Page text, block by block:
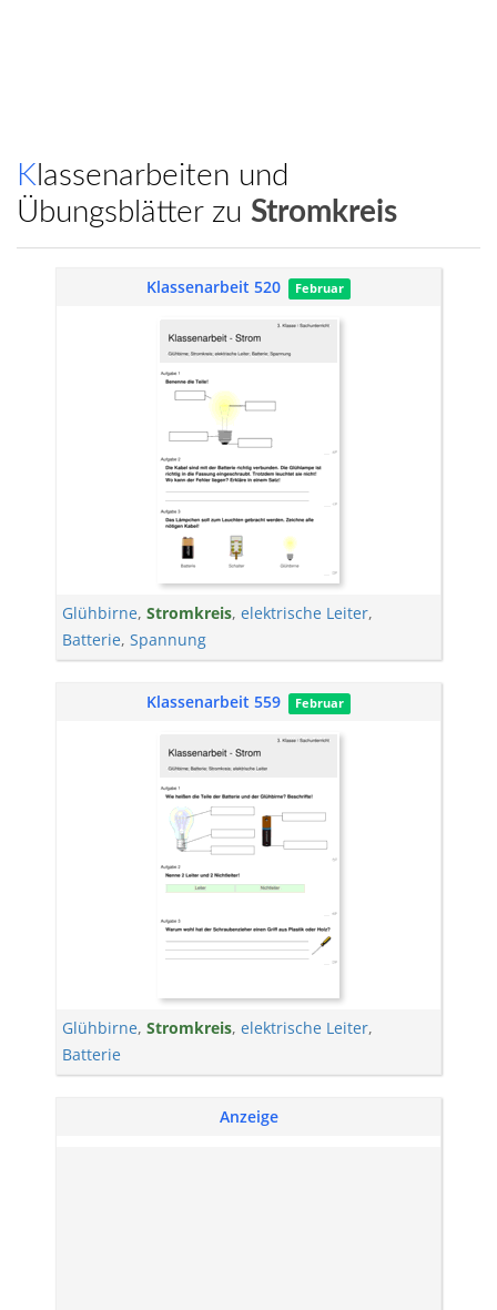
Klassenarbeiten und
Übungsblätter zu Stromkreis
Klassenarbeit 520 Februar
Glühbirne, Stromkreis, elektrische Leiter,
Batterie, Spannung
Klassenarbeit 559 Februar
Glühbirne, Stromkreis, elektrische Leiter,
Batterie
Anzeige